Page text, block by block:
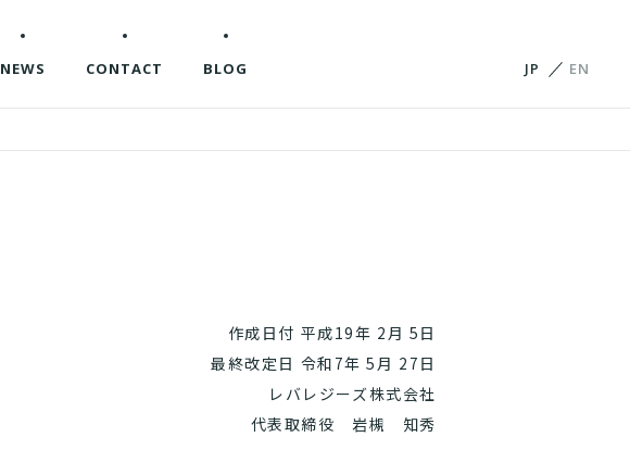
NEWS CONTACT BLOG JP EN
作成日付 平成19年 2月 5日
最終改定日 令和7年 5月 27日
レバレジーズ株式会社
代表取締役 岩槻 知秀